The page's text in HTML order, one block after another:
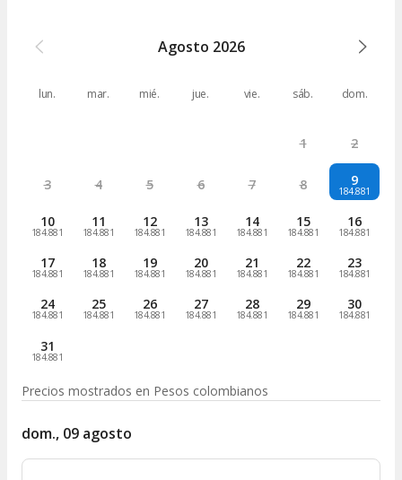
Agosto 2026
lun. mar. mié. jue. vie. sáb. dom.
1 2
3 4 5 6 7 8 9
184.881
10
184.881
11
184.881
12
184.881
13
184.881
14
184.881
15
184.881
16
184.881
17
184.881
18
184.881
19
184.881
20
184.881
21
184.881
22
184.881
23
184.881
24
184.881
25
184.881
26
184.881
27
184.881
28
184.881
29
184.881
30
184.881
31
184.881
Precios mostrados en Pesos colombianos
dom., 09 agosto